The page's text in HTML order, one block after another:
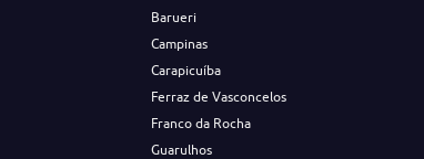
Barueri
Campinas
Carapicuíba
Ferraz de Vasconcelos
Franco da Rocha
Guarulhos